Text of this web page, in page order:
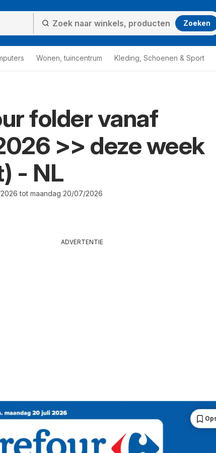
Zoeken
Wonen, tuincentrum Kleding, Schoenen & Sport
folder vanaf
>> deze week
- NL
tot maandag 20/07/2026
ADVERTENTIE